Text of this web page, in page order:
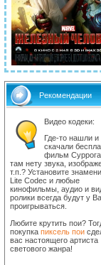
Рекомендации
Видео кодеки:
Где-то нашли и
скачали
фильм
там нету звука,
т.п.? Установите
Lite Codec и любые
кинофильмы, аудио и
ролики всегда будут у
проигрываться.
Любите крутить пои?
покупка пиксель пои
вас настоящего артиста
светового жанра!